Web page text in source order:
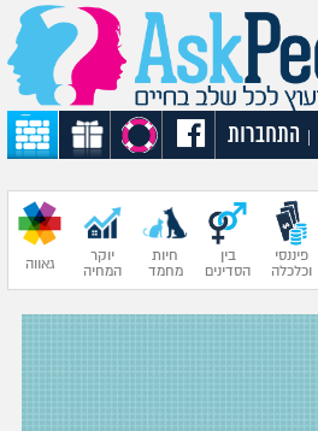
התחברות
פיננסי
וכלכלה
בין
הסדינים
חיות
מחמד
יוקר
המחיה
גאווה